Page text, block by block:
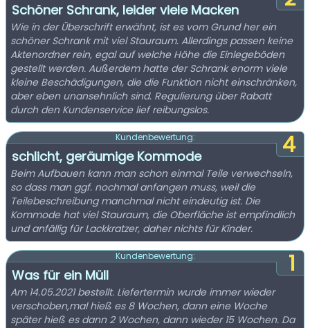
Schöner Schrank, leider viele Macken
Wie in der Überschrift erwähnt, ist es vom Grund her ein
schöner Schrank mit viel Stauraum. Allerdings passen keine
Aktenordner rein, egal auf welche Höhe die Einlegeböden
gestellt werden. Außerdem hatte der Schrank enorm viele
kleine Beschädigungen, die die Funktion nicht einschränken,
aber eben unansehnlich sind. Regulierung über Rabatt
durch den Kundenservice lief reibungslos.
4
Kundenbewertung:
schlicht, geräumige Kommode
Beim Aufbauen kann man schon einmal Teile verwechseln,
so dass man ggf. nochmal anfangen muss, weil die
Teilebeschreibung manchmal nicht eindeutig ist. Die
Kommode hat viel Stauraum, die Oberfläche ist empfindlich
und anfällig für Lackkratzer, daher nichts für Kinder.
1
Kundenbewertung:
Was für ein Müll
Am 14.05.2021 bestellt. Liefertermin wurde immer wieder
verschoben,mal hieß es 8 Wochen, dann eine Woche
später hieß es dann 2 Wochen, dann wieder 15 Wochen. Da